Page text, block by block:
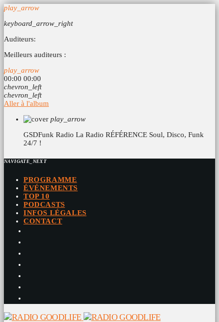
play_arrow
keyboard_arrow_right
Auditeurs:
Meilleurs auditeurs :
play_arrow
00:00 00:00
chevron_left
chevron_left
Aller à l'album
play_arrow
GSDFunk Radio La Radio RÉFÉRENCE Soul, Disco, Funk
24/7 !
NAVIGATE_NEXT
PROGRAMME
ÉVÉNEMENTS
TOP 10
PODCASTS
INFOS LÉGALES
CONTACT